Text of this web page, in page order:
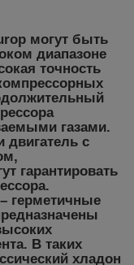
могут быть
диапазоне
точность
газами.
с
гарантировать
герметичные
В таких
хладон